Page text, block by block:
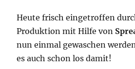
Heute frisch eingetroffen
Produktion mit Hilfe von
nun einmal gewaschen
es auch schon los damit!